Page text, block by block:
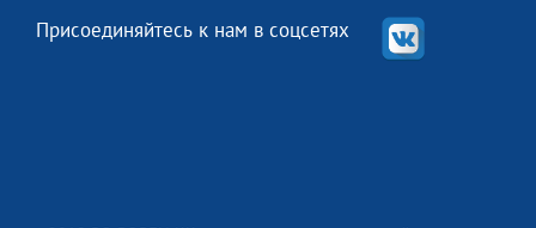
Присоединяйтесь к нам в соцсетях